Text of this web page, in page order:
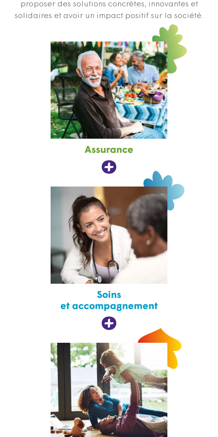
proposer des solutions concrètes, innovantes et
solidaires et avoir un impact positif sur la société.
Assurance
Soins
et accompagnement